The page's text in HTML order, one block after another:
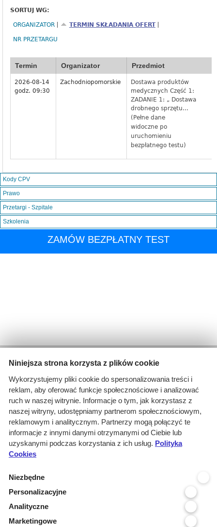
SORTUJ WG:
ORGANIZATOR TERMIN SKŁADANIA OFERT
NR PRZETARGU
Termin Organizator Przedmiot
2026-08-14
godz. 09:30
Zachodniopomorskie
Dostawa produktów
medycznych Część 1:
ZADANIE 1: „ Dostawa
drobnego sprzętu...
(Pełne dane
widoczne po
uruchomieniu
bezpłatnego testu)
Kody CPV
Prawo
Przetargi - Szpitale
Szkolenia
ZAMÓW BEZPŁATNY TEST
Branże: Laboratoria
Miejscowość organizatora: Oles...
Branże: Praca
Branże: Turystyka, wypoczynek,...
Branże: Wodno - kanalizacyjna
Kraj realizacji: POLSKA
Województwo realizacji
Niniejsza strona korzysta z plików cookie
Wykorzystujemy pliki cookie do spersonalizowania treści i
reklam, aby oferować funkcje społecznościowe i analizować
ruch w naszej witrynie. Informacje o tym, jak korzystasz z
naszej witryny, udostępniamy partnerom społecznościowym,
reklamowym i analitycznym. Partnerzy mogą połączyć te
informacje z innymi danymi otrzymanymi od Ciebie lub
uzyskanymi podczas korzystania z ich usług. Polityka
Cookies
Niezbędne
Personalizacyjne
Analityczne
Marketingowe